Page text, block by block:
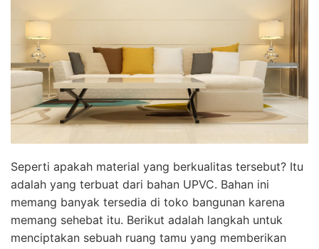
Seperti apakah material yang berkualitas tersebut? Itu
adalah yang terbuat dari bahan UPVC. Bahan ini
memang banyak tersedia di toko bangunan karena
memang sehebat itu. Berikut adalah langkah untuk
menciptakan sebuah ruang tamu yang memberikan